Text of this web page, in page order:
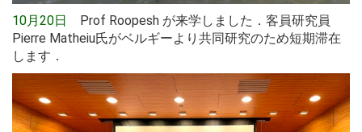
10月20日
Prof Roopesh が来学しました．客員研究員
Pierre Matheiu氏がベルギーより共同研究のため短期滞在
します．